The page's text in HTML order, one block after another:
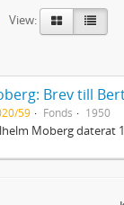
View:
Brev till
59 Fonds 1950
Moberg daterat